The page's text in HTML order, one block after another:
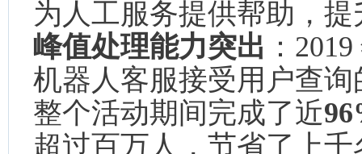
为人工服务提供帮助，
峰值处理能力突出 ：
机器人客服接受用户查
整个活动期间完成了近
超过百万人，节省了上